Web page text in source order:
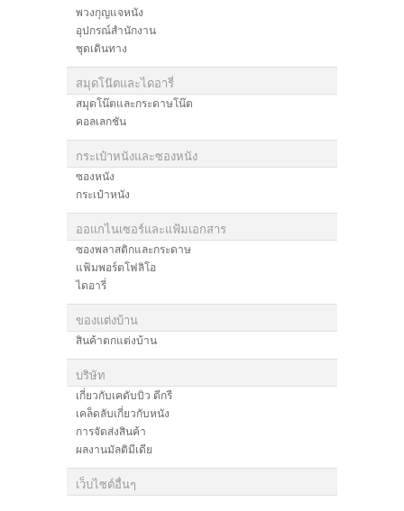
พวงกุญแจหนัง
อุปกรณ์สำนักงาน
ชุดเดินทาง
สมุดโน๊ตและไดอารี่
สมุดโน๊ตและกระดาษโน๊ต
คอลเลกชัน
กระเป๋าหนังและซองหนัง
ซองหนัง
กระเป๋าหนัง
ออแกไนเซอร์และแฟ้มเอกสาร
ซองพลาสติกและกระดาษ
แฟ้มพอร์ตโฟลิโอ
ไดอารี่
ของแต่งบ้าน
สินค้าตกแต่งบ้าน
บริษัท
เกี่ยวกับเคดับบิว ดีกรี
เคล็ดลับเกี่ยวกับหนัง
การจัดส่งสินค้า
ผลงานมัลติมีเดีย
เว็บไซต์อื่นๆ